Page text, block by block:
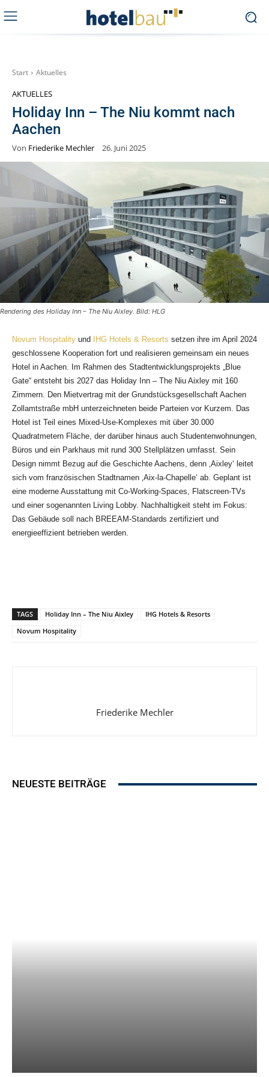
Start Aktuelles
AKTUELLES
Holiday Inn – The Niu kommt nach
Aachen
Von Friederike Mechler 26. Juni 2025
Rendering des Holiday Inn – The Niu Aixley. Bild: HLG
Novum Hospitality und IHG Hotels & Resorts setzen ihre im April 2024
geschlossene Kooperation fort und realisieren gemeinsam ein neues
Hotel in Aachen. Im Rahmen des Stadtentwicklungsprojekts „Blue
Gate“ entsteht bis 2027 das Holiday Inn – The Niu Aixley mit 160
Zimmern. Den Mietvertrag mit der Grundstücksgesellschaft Aachen
Zollamtstraße mbH unterzeichneten beide Parteien vor Kurzem. Das
Hotel ist Teil eines Mixed-Use-Komplexes mit über 30.000
Quadratmetern Fläche, der darüber hinaus auch Studentenwohnungen,
Büros und ein Parkhaus mit rund 300 Stellplätzen umfasst. Sein
Design nimmt Bezug auf die Geschichte Aachens, denn ‚Aixley‘ leitet
sich vom französischen Stadtnamen ‚Aix-la-Chapelle‘ ab. Geplant ist
eine moderne Ausstattung mit Co-Working-Spaces, Flatscreen-TVs
und einer sogenannten Living Lobby. Nachhaltigkeit steht im Fokus:
Das Gebäude soll nach BREEAM-Standards zertifiziert und
energieeffizient betrieben werden.
TAGS Holiday Inn – The Niu Aixley
IHG Hotels & Resorts
Novum Hospitality
Friederike Mechler
NEUESTE BEITRÄGE